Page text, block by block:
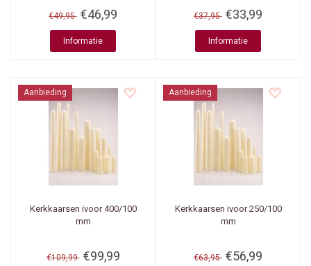
€49,95 €46,99
Informatie
€37,95 €33,99
Informatie
Aanbieding
Kerkkaarsen ivoor 400/100
mm
€109,99 €99,99
Aanbieding
Kerkkaarsen ivoor 250/100
mm
€63,95 €56,99